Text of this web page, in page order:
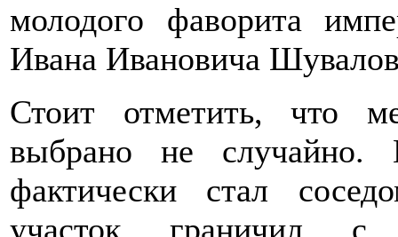
молодого фаворита
Ивана Ивановича
Стоит отметить, что
выбрано не случайно.
фактически стал
участок граничил с